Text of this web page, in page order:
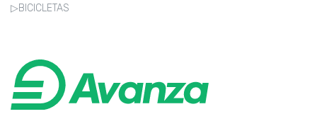
▷BICICLETAS